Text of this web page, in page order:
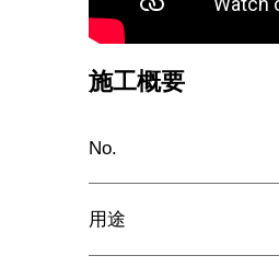
施工概要
No.
用途